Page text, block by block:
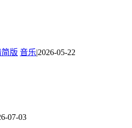
版 音乐|2026-05-22
07-03